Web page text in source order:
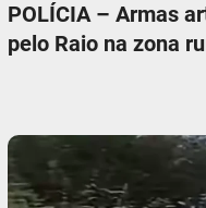
POLÍCIA – Armas
pelo Raio na zona